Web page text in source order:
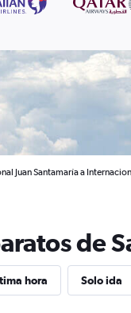
Juan Santamaría a
de
hora Solo ida